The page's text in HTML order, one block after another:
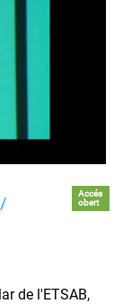
Accés
obert
de l'ETSAB,